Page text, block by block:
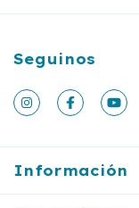
Seguinos
Información